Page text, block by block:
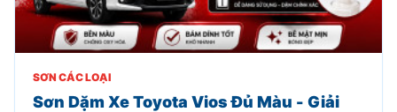
SƠN CÁC LOẠI
Sơn Dặm Xe Toyota Vios Đủ Màu - Giải